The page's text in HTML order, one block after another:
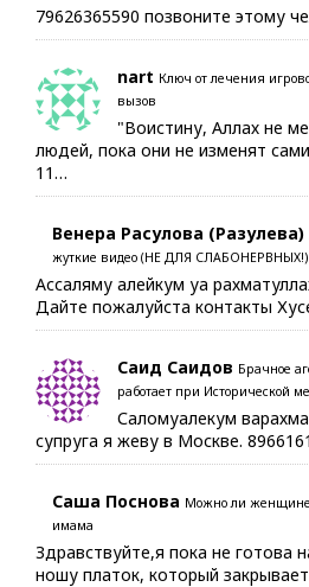
79626365590 позвоните этому
nart Ключ от лечения
вызов
"Воистину, Аллах не
людей, пока они не изменят
11…
Венера Расулова (Разулева)
жуткие видео (НЕ ДЛЯ СЛАБОНЕРВНЫХ!)
Ассаляму алейкум уа
Дайте пожалуйста контакты
Саид Саидов Брачное
работает при Исторической
Саломуалекум
супруга я жеву в Москве.
Саша Поснова Можно ли женщине
имама
Здравствуйте,я пока не готова
ношу платок, который